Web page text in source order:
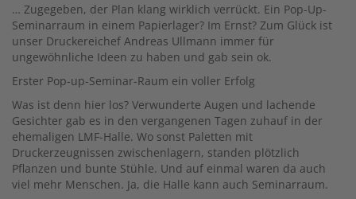
… Zugegeben, der Plan klang wirklich verrückt. Ein Pop-Up-
Seminarraum in einem Papierlager? Im Ernst? Zum Glück ist
unser Druckereichef Andreas Ullmann immer für
ungewöhnliche Ideen zu haben und gab sein ok.
Erster Pop-up-Seminar-Raum ein voller Erfolg
Was ist denn hier los? Verwunderte Augen und lachende
Gesichter gab es in den vergangenen Tagen zuhauf in der
ehemaligen LMF-Halle. Wo sonst Paletten mit
Druckerzeugnissen zwischenlagern, standen plötzlich
Pflanzen und bunte Stühle. Und auf einmal waren da auch
viel mehr Menschen. Ja, die Halle kann auch Seminarraum.